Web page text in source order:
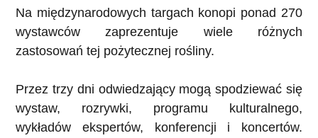
Na międzynarodowych targach konopi ponad 270
wystawców zaprezentuje wiele różnych
zastosowań tej pożytecznej rośliny.
Przez trzy dni odwiedzający mogą spodziewać się
wystaw, rozrywki, programu kulturalnego,
wykładów ekspertów, konferencji i koncertów.